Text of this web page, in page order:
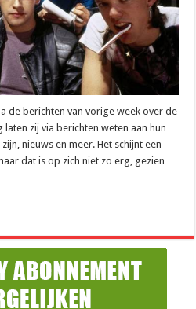
de berichten van vorige week over de
zij via berichten weten aan hun
nieuws en meer. Het schijnt een
dat is op zich niet zo erg, gezien